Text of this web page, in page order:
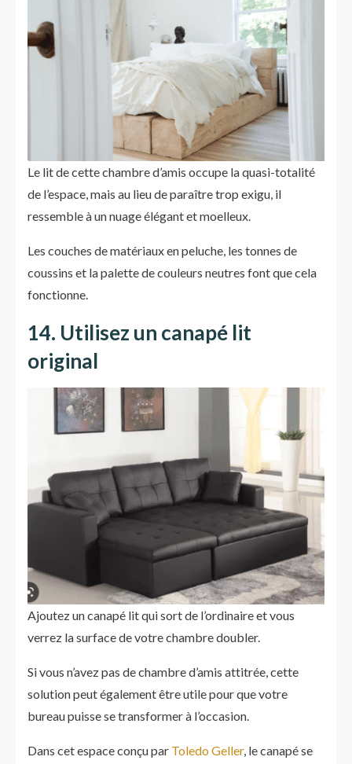
Le lit de cette chambre d’amis occupe la quasi-totalité
de l’espace, mais au lieu de paraître trop exigu, il
ressemble à un nuage élégant et moelleux.
Les couches de matériaux en peluche, les tonnes de
coussins et la palette de couleurs neutres font que cela
fonctionne.
14. Utilisez un canapé lit
original
Ajoutez un canapé lit qui sort de l’ordinaire et vous
verrez la surface de votre chambre doubler.
Si vous n’avez pas de chambre d’amis attitrée, cette
solution peut également être utile pour que votre
bureau puisse se transformer à l’occasion.
Dans cet espace conçu par Toledo Geller, le canapé se